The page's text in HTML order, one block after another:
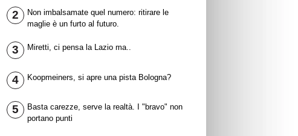
2
Non imbalsamate quel numero: ritirare le
maglie è un furto al futuro.
3 Miretti, ci pensa la Lazio ma..
4 Koopmeiners, si apre una pista Bologna?
5
Basta carezze, serve la realtà. I "bravo" non
portano punti